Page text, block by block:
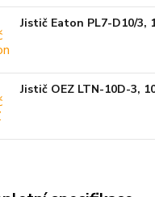
Jistič Eaton PL7-D10/3,
Jistič OEZ LTN-10D-3,